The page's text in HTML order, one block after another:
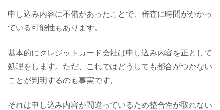
申し込み内容に不備があったことで、審査に時間がかかっ
ている可能性もあります。
基本的にクレジットカード会社は申し込み内容を正として
処理をします。ただ、これではどうしても都合がつかない
ことが判明するのも事実です。
それは申し込み内容が間違っているため整合性が取れない